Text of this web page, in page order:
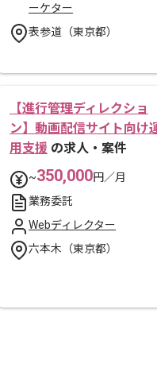
ーケター
表参道（東京都）
【進行管理ディレクショ
ン】動画配信サイト向け
用支援 の求人・案件
~350,000円／月
業務委託
Webディレクター
六本木（東京都）